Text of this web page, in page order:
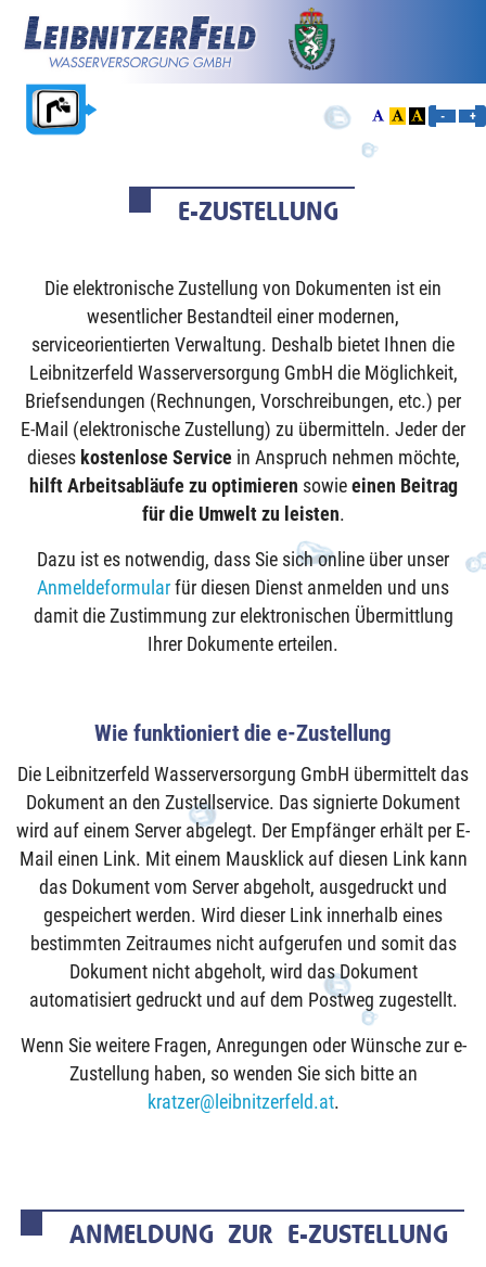
- +
E-ZUSTELLUNG
Die elektronische Zustellung von Dokumenten ist ein
wesentlicher Bestandteil einer modernen,
serviceorientierten Verwaltung. Deshalb bietet Ihnen die
Leibnitzerfeld Wasserversorgung GmbH die Möglichkeit,
Briefsendungen (Rechnungen, Vorschreibungen, etc.) per
E-Mail (elektronische Zustellung) zu übermitteln. Jeder der
dieses kostenlose Service in Anspruch nehmen möchte,
hilft Arbeitsabläufe zu optimieren sowie einen Beitrag
für die Umwelt zu leisten.
Dazu ist es notwendig, dass Sie sich online über unser
Anmeldeformular für diesen Dienst anmelden und uns
damit die Zustimmung zur elektronischen Übermittlung
Ihrer Dokumente erteilen.
Wie funktioniert die e-Zustellung
Die Leibnitzerfeld Wasserversorgung GmbH übermittelt das
Dokument an den Zustellservice. Das signierte Dokument
wird auf einem Server abgelegt. Der Empfänger erhält per E-
Mail einen Link. Mit einem Mausklick auf diesen Link kann
das Dokument vom Server abgeholt, ausgedruckt und
gespeichert werden. Wird dieser Link innerhalb eines
bestimmten Zeitraumes nicht aufgerufen und somit das
Dokument nicht abgeholt, wird das Dokument
automatisiert gedruckt und auf dem Postweg zugestellt.
Wenn Sie weitere Fragen, Anregungen oder Wünsche zur e-
Zustellung haben, so wenden Sie sich bitte an
kratzer@leibnitzerfeld.at.
ANMELDUNG ZUR E-ZUSTELLUNG